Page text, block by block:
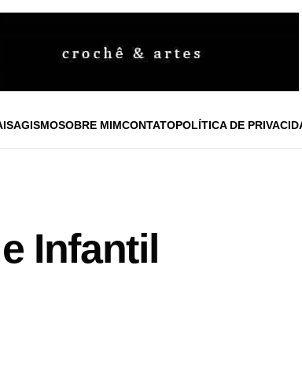
SOBRE MIMCONTATOPOLÍTICA DE
Infantil